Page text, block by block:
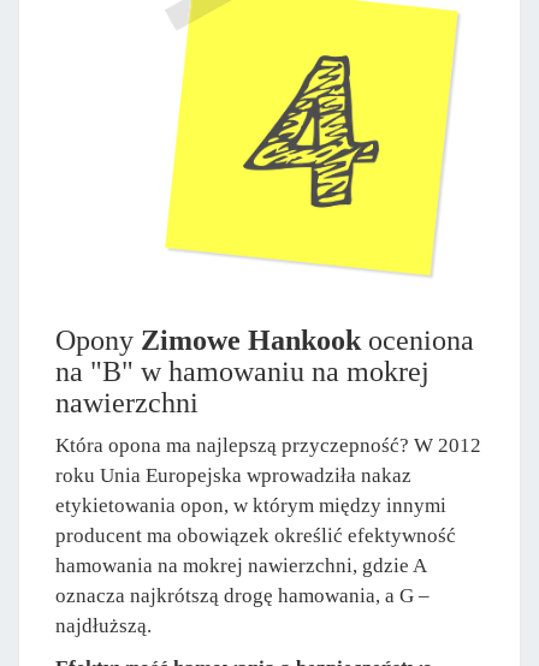
Opony Zimowe Hankookoceniona
na "B" w hamowaniu na mokrej
nawierzchni
Która opona ma najlepszą przyczepność? W 2012
roku Unia Europejska wprowadziła nakaz
etykietowania opon, w którym między innymi
producent ma obowiązek określić efektywność
hamowania na mokrej nawierzchni, gdzie A
oznacza najkrótszą drogę hamowania, a G –
najdłuższą.